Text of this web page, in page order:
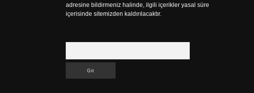
adresine bildirmeniz halinde, ilgili içerikler yasal süre
içerisinde sitemizden kaldırılacaktır.